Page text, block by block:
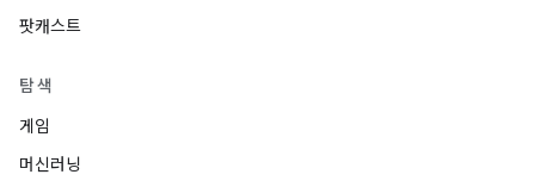
팟캐스트
탐색
게임
머신러닝